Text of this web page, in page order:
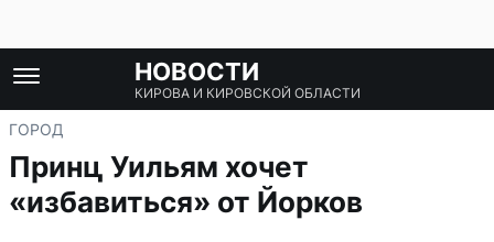
НОВОСТИ
КИРОВА И КИРОВСКОЙ ОБЛАСТИ
ГОРОД
Принц Уильям хочет
«избавиться» от Йорков